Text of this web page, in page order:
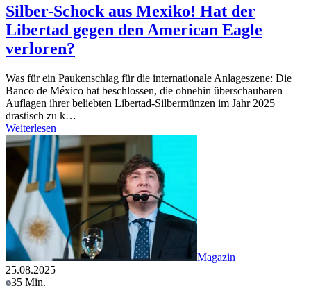
Silber-Schock aus Mexiko! Hat der
Libertad gegen den American Eagle
verloren?
Was für ein Paukenschlag für die internationale Anlageszene: Die
Banco de México hat beschlossen, die ohnehin überschaubaren
Auflagen ihrer beliebten Libertad-Silbermünzen im Jahr 2025
drastisch zu k…
Weiterlesen
Magazin
25.08.2025
35 Min.